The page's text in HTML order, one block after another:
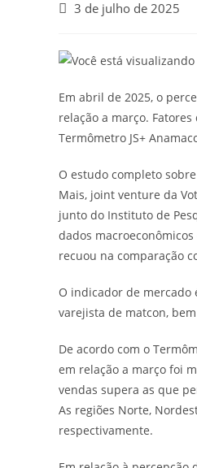
3 de julho de 2025
Em abril de 2025, o
relação a março.
Termômetro JS+
O estudo completo
Mais, joint venture da
junto do Instituto de
dados
recuou na comparação
O indicador de
varejista de matcon,
De acordo com o
em relação a março foi
vendas supera as que
As regiões Norte,
respectivamente.